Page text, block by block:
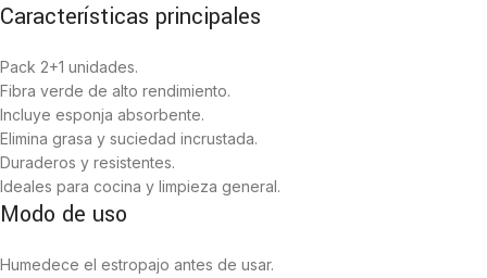
Características principales
Pack 2+1 unidades.
Fibra verde de alto rendimiento.
Incluye esponja absorbente.
Elimina grasa y suciedad incrustada.
Duraderos y resistentes.
Ideales para cocina y limpieza general.
Modo de uso
Humedece el estropajo antes de usar.